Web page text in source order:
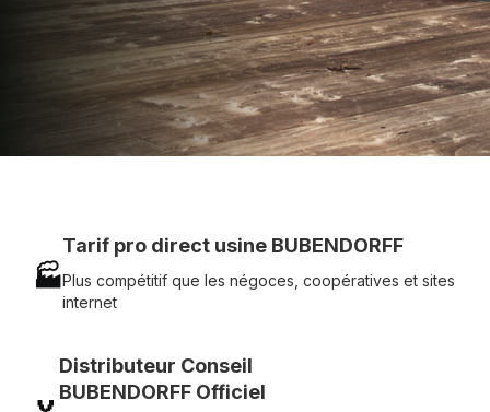
MON DEVIS MOTEUR
Voir tous nos produits
🏭
Tarif pro direct usine BUBENDORFF
Plus compétitif que les négoces, coopératives et sites
internet
Distributeur Conseil
BUBENDORFF Officiel